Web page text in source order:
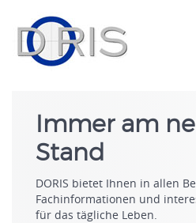
Immer am
Stand
DORIS bietet Ihnen in allen
Fachinformationen und
für das tägliche Leben.